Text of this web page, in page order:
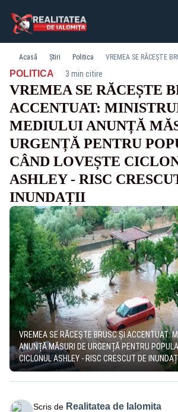
Acasă Știri Politica
POLITICA· 3 min citire
VREMEA SE RĂCEȘTE
ACCENTUAT:
MEDIULUI ANUNȚĂ
URGENȚĂ PENTRU
CÂND LOVEȘTE
ASHLEY - RISC
INUNDAȚII
VREMEA SE RĂCEȘTE BRUSC ȘI ACCENTUAT:
ANUNȚĂ MĂSURI DE URGENȚĂ PENTRU
CICLONUL ASHLEY - RISC CRESCUT DE
Scris de Realitatea de Ialomita